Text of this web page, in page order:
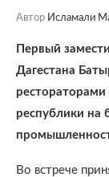
Автор Исламали
Первый
Дагестана
республики на
Во встрече